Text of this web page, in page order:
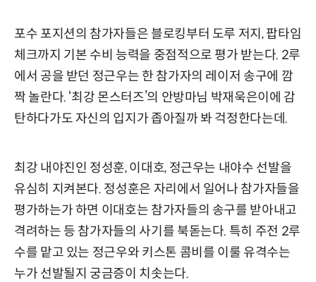
포수 포지션의 참가자들은 블로킹부터 도루 저지, 팝타임
체크까지 기본 수비 능력을 중점적으로 평가 받는다. 2루
에서 공을 받던 정근우는 한 참가자의 레이저 송구에 깜
짝 놀란다. ‘최강 몬스터즈’의 안방마님 박재욱은이에 감
탄하다가도 자신의 입지가 좁아질까 봐 걱정한다는데.
최강 내야진인 정성훈, 이대호, 정근우는 내야수 선발을
유심히 지켜본다. 정성훈은 자리에서 일어나 참가자들을
평가하는가 하면 이대호는 참가자들의 송구를 받아내고
격려하는 등 참가자들의 사기를 북돋는다. 특히 주전 2루
수를 맡고 있는 정근우와 키스톤 콤비를 이룰 유격수는
누가 선발될지 궁금증이 치솟는다.